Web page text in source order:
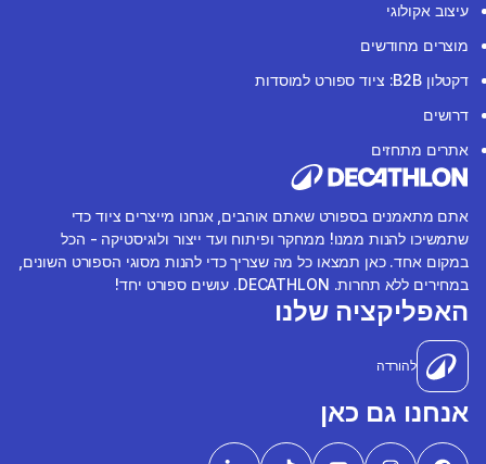
עיצוב אקולוגי
מוצרים מחודשים
דקטלון B2B: ציוד ספורט למוסדות
דרושים
אתרים מתחזים
אתם מתאמנים בספורט שאתם אוהבים, אנחנו מייצרים ציוד כדי
שתמשיכו להנות ממנו! ממחקר ופיתוח ועד ייצור ולוגיסטיקה - הכל
במקום אחד. כאן תמצאו כל מה שצריך כדי להנות מסוגי הספורט השונים,
במחירים ללא תחרות. DECATHLON. עושים ספורט יחד!
האפליקציה שלנו
להורדה
אנחנו גם כאן